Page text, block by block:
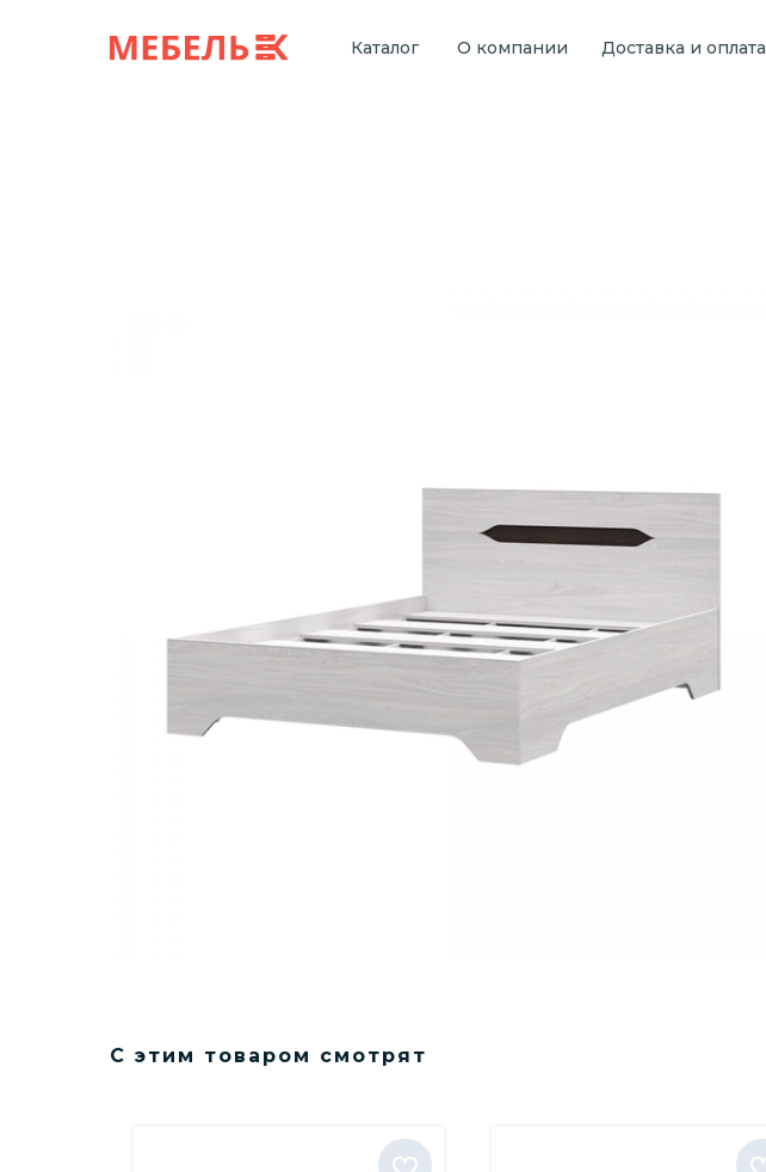
Каталог О компании Доставка и оплата
С этим товаром смотрят